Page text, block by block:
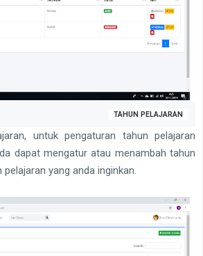
TAHUN PELAJARAN
untuk pengaturan tahun pelajaran
dapat mengatur atau menambah tahun
yang anda inginkan.